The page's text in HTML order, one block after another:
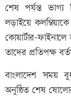
শেষ পর্যন্ত ভাগ্য
লড়াইয়ে
কোয়ার্টার-
তাদের প্রতিপক্ষ
বাংলাদেশ সময়
অনুষ্ঠিত শেষ